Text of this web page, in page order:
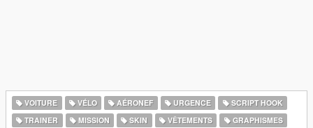
VOITURE VÉLO AÉRONEF URGENCE
SCRIPT HOOK
TRAINER
MISSION SKIN VÊTEMENTS
GRAPHISMES